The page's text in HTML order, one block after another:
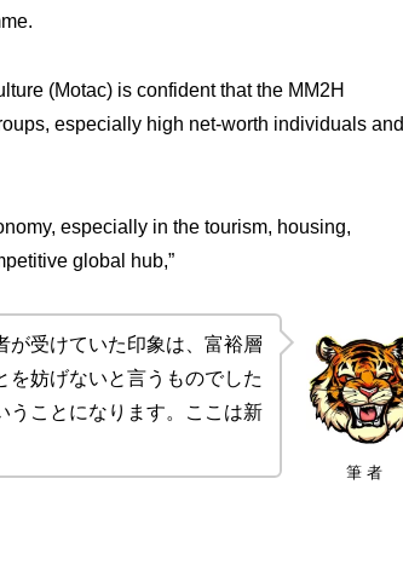
(Motac) is confident that the MM2H
especially high net-worth individuals and
especially in the tourism, housing,
global hub,”
筆 者
が受けていた印象は、富裕層
を妨げないと言うものでした
うことになります。ここは新